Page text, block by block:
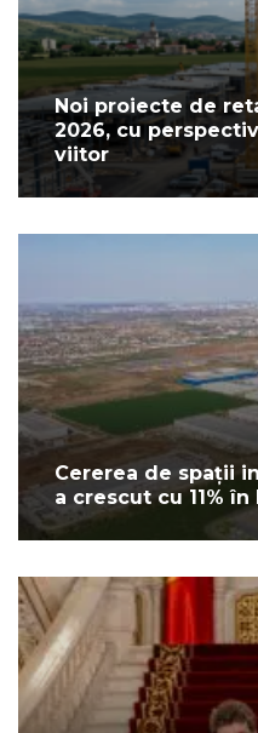
Noi proiecte de
2026, cu
viitor
Cererea de spații
a crescut cu 11% în